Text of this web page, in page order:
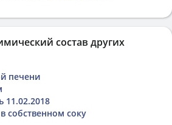
состав других
печени
11.02.2018
собственном соку